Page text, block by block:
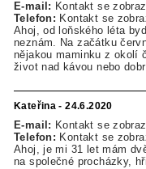
E-mail: Kontakt se
Telefon: Kontakt se
Ahoj, od loňského léta
neznám. Na začátku
nějakou maminku z okolí
život nad kávou nebo
Kateřina - 24.6.2020
E-mail: Kontakt se
Telefon: Kontakt se
Ahoj, je mi 31 let mám
na společné procházky,